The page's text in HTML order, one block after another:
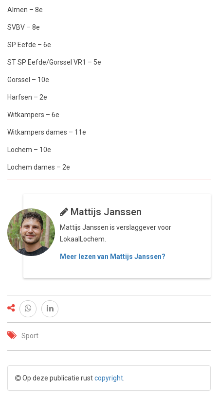
Almen – 8e
SVBV – 8e
SP Eefde – 6e
ST SP Eefde/Gorssel VR1 – 5e
Gorssel – 10e
Harfsen – 2e
Witkampers – 6e
Witkampers dames – 11e
Lochem – 10e
Lochem dames – 2e
Mattijs Janssen
Mattijs Janssen is verslaggever voor
LokaalLochem.
Meer lezen van Mattijs Janssen?
Sport
Op deze publicatie rustcopyright